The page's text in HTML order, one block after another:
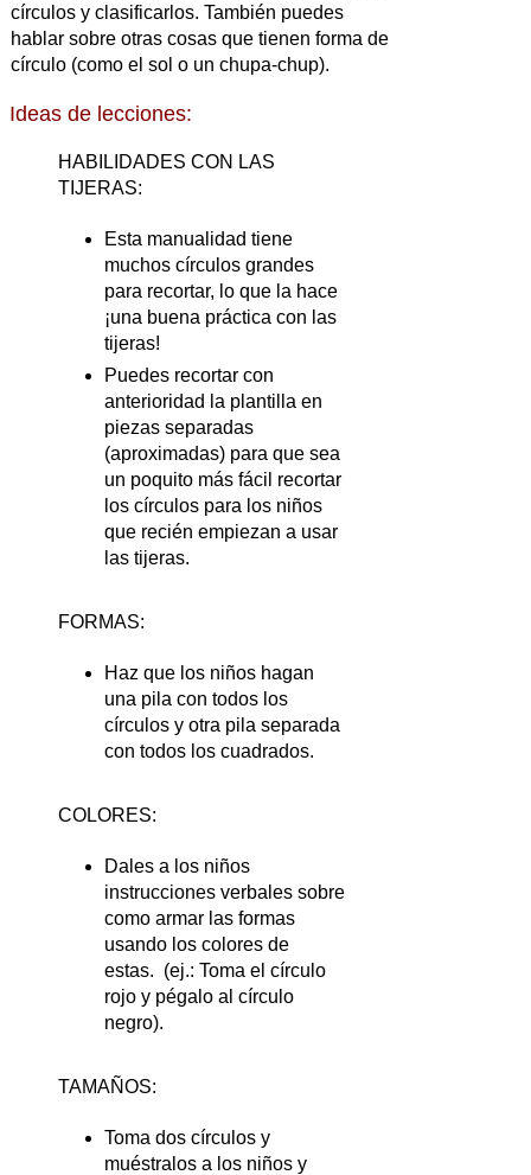
círculos y clasificarlos. También puedes
hablar sobre otras cosas que tienen forma de
círculo (como el sol o un chupa-chup).
Ideas de lecciones:
HABILIDADES CON LAS
TIJERAS:
Esta manualidad tiene
muchos círculos grandes
para recortar, lo que la hace
¡una buena práctica con las
tijeras!
Puedes recortar con
anterioridad la plantilla en
piezas separadas
(aproximadas) para que sea
un poquito más fácil recortar
los círculos para los niños
que recién empiezan a usar
las tijeras.
FORMAS:
Haz que los niños hagan
una pila con todos los
círculos y otra pila separada
con todos los cuadrados.
COLORES:
Dales a los niños
instrucciones verbales sobre
como armar las formas
usando los colores de
estas. (ej.: Toma el círculo
rojo y pégalo al círculo
negro).
TAMAÑOS:
Toma dos círculos y
muéstralos a los niños y